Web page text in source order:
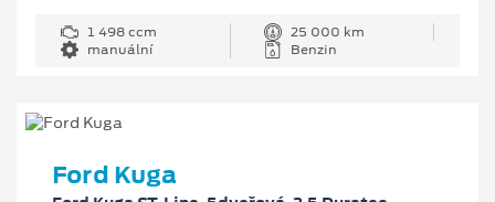
1 498 ccm
25 000 km
manuální
Benzin
Ford Kuga